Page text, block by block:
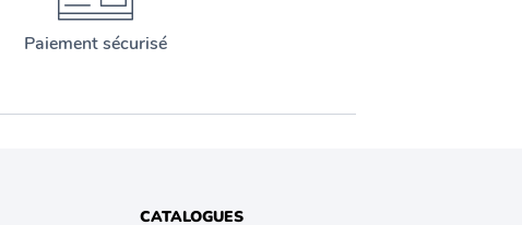
Paiement sécurisé
CATALOGUES